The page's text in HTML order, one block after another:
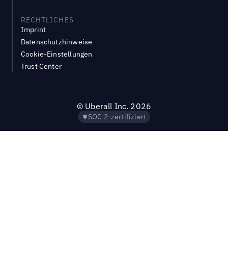
RECHTLICHES
Imprint
Datenschutzhinweise
Cookie-Einstellungen
Trust Center
© Uberall Inc. 2026
SOC 2-zertifiziert